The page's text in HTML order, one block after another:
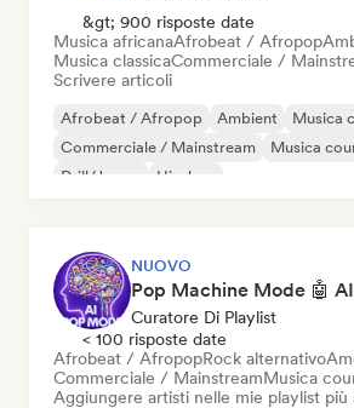
&gt; 900 risposte date
Musica africanaAfrobeat / Afropop
Musica classicaCommerciale /
Scrivere articoli
Afrobeat / Afropop Ambient
Musica
Commerciale / Mainstream
Musica
Drill/Jersey
Hip-hop
NUOVO
Curatore Di Playlist
< 100 risposte date
Afrobeat / AfropopRock alternativo
Commerciale / MainstreamMusica
Aggiungere artisti nelle mie playlist più